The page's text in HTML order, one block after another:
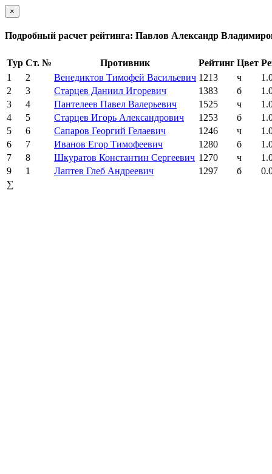
×
Подробный расчет рейтинга: Павлов Александр
Тур Ст. № Противник Рейтинг Цвет
1
2 Венедиктов Тимофей Васильевич 1213 ч
2
3 Старцев Даниил Игоревич 1383 б
3
4 Пантелеев Павел Валерьевич 1525 ч
4
5 Старцев Игорь Александрович 1253 б
5
6 Сапаров Георгий Гелаевич 1246 ч
6
7 Иванов Егор Тимофеевич 1280 б
7
8 Шкуратов Константин Сергеевич 1270 ч
9
1 Лаптев Глеб Андреевич 1297 б
∑